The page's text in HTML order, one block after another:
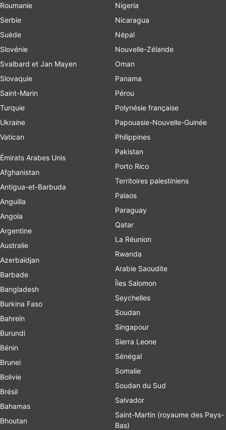
Roumanie
Serbie
Suède
Slovénie
Svalbard et Jan Mayen
Slovaquie
Saint-Marin
Turquie
Ukraine
Vatican
Émirats Arabes Unis
Afghanistan
Antigua-et-Barbuda
Anguilla
Angola
Argentine
Australie
Azerbaïdjan
Barbade
Bangladesh
Burkina Faso
Bahreïn
Burundi
Bénin
Brunei
Bolivie
Brésil
Bahamas
Bhoutan
Nigeria
Nicaragua
Népal
Nouvelle-Zélande
Oman
Panama
Pérou
Polynésie française
Papouasie-Nouvelle-Guinée
Philippines
Pakistan
Porto Rico
Territoires palestiniens
Palaos
Paraguay
Qatar
La Réunion
Rwanda
Arabie Saoudite
Îles Salomon
Seychelles
Soudan
Singapour
Sierra Leone
Sénégal
Somalie
Soudan du Sud
Salvador
Saint-Martin (royaume des Pays-
Bas)